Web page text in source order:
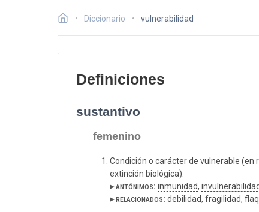
Diccionario vulnerabilidad
Definiciones
sustantivo
femenino
Condición o carácter de vulnerable (en
extinción biológica).
▸ antónimos: inmunidad, invulnerabilidad
▸ relacionados: debilidad, fragilidad,